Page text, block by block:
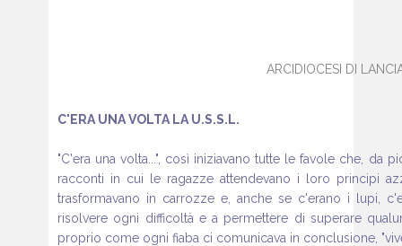
ARCIDIOCESI DI
C'ERA UNA VOLTA LA U.S.S.L.
"C'era una volta...", così iniziavano tutte le favole che, da
racconti in cui le ragazze attendevano i loro principi
trasformavano in carrozze e, anche se c'erano i lupi,
risolvere ogni difficoltà e a permettere di superare
proprio come ogni fiaba ci comunicava in conclusione,